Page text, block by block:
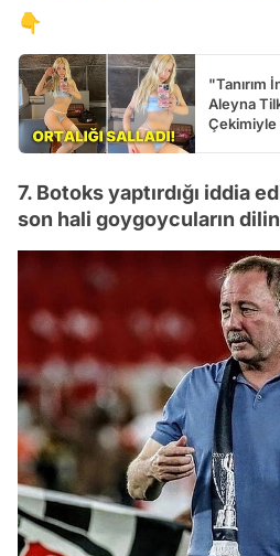
👇
"Tanırım
Aleyna
Çekimiyle
7. Botoks yaptırdığı iddia
son hali goygoycuların